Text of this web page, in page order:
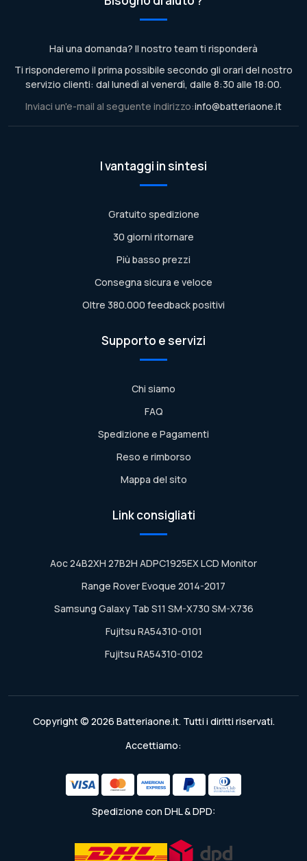
Hai una domanda? Il nostro team ti risponderà
Ti risponderemo il prima possibile secondo gli orari del nostro
servizio clienti: dal lunedì al venerdì, dalle 8:30 alle 18:00.
Inviaci un'e-mail al seguente indirizzo:info@batteriaone.it
I vantaggi in sintesi
Gratuito spedizione
30 giorni ritornare
Più basso prezzi
Consegna sicura e veloce
Oltre 380.000 feedback positivi
Supporto e servizi
Chi siamo
FAQ
Spedizione e Pagamenti
Reso e rimborso
Mappa del sito
Link consigliati
Aoc 24B2XH 27B2H ADPC1925EX LCD Monitor
Range Rover Evoque 2014-2017
Samsung Galaxy Tab S11 SM-X730 SM-X736
Fujitsu RA54310-0101
Fujitsu RA54310-0102
Copyright © 2026 Batteriaone.it. Tutti i diritti riservati.
Accettiamo:
Spedizione con DHL & DPD: